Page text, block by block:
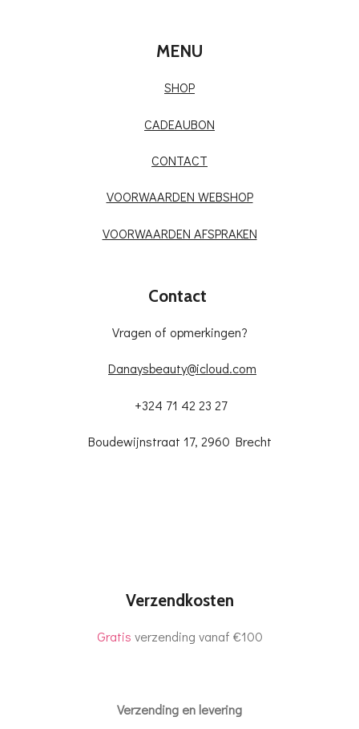
MENU
SHOP
CADEAUBON
CONTACT
VOORWAARDEN WEBSHOP
VOORWAARDEN AFSPRAKEN
Contact
Vragen of opmerkingen?
Danaysbeauty@icloud.com
+324 71 42 23 27
Boudewijnstraat 17, 2960 Brecht
Verzendkosten
Gratis verzending vanaf €100
Verzending en levering